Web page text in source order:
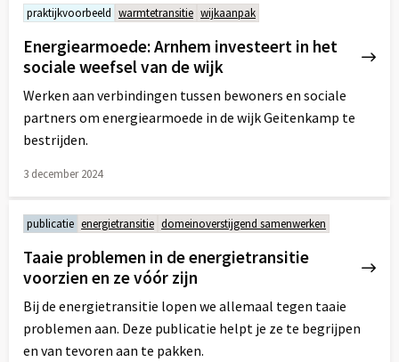
over
praktijkvoorbeeld warmtetransitie wijkaanpak
Energiearmoede: Arnhem investeert in het
sociale weefsel van de wijk
Werken aan verbindingen tussen bewoners en sociale
partners om energiearmoede in de wijk Geitenkamp te
bestrijden.
3 december 2024
meer
over
publicatie energietransitie domeinoverstijgend samenwerken
Taaie problemen in de energietransitie
voorzien en ze vóór zijn
Bij de energietransitie lopen we allemaal tegen taaie
problemen aan. Deze publicatie helpt je ze te begrijpen
en van tevoren aan te pakken.